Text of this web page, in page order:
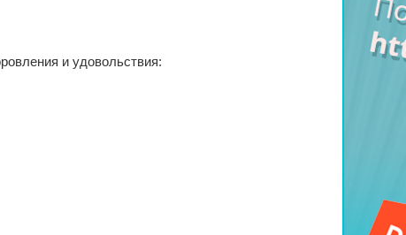
и удовольствия: